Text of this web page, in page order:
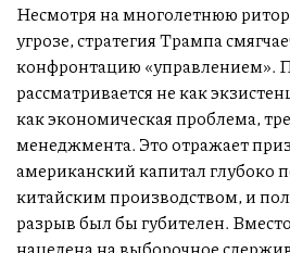
Несмотря на многолетнюю
угрозе, стратегия Трампа
конфронтацию «управлением».
рассматривается не как
как экономическая проблема,
менеджмента. Это отражает
американский капитал глубоко
китайским производством, и
разрыв был бы губителен.